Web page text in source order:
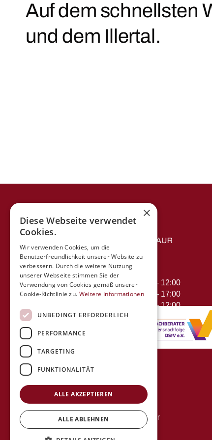
Auf dem schnellsten
und dem Illertal.
Öffnungszeiten
Montag - Donnerstag
08:00 – 12:00
13:00 – 17:00
08:00 – 12:00
Copyright © 2026 Steuerkanzlei Baur
×
Diese Webseite verwendet
Cookies.
Wir verwenden Cookies, um die
Benutzerfreundlichkeit unserer Website zu
verbessern. Durch die weitere Nutzung
unserer Webseite stimmen Sie der
Verwendung von Cookies gemäß unserer
Cookie-Richtlinie zu. Weitere Informationen
UNBEDINGT ERFORDERLICH
PERFORMANCE
TARGETING
FUNKTIONALITÄT
ALLE AKZEPTIEREN
ALLE ABLEHNEN